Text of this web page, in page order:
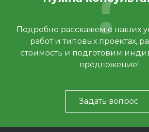
Подробно расскажем о наших
работ и типовых проектах,
стоимость и подготовим
предложение!
Задать вопрос